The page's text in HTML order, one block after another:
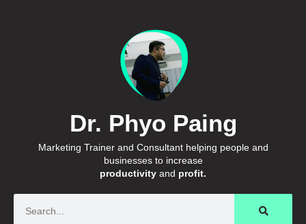
Dr. Phyo Paing
Marketing Trainer and Consultant helping people and
businesses to increase
productivity and profit.